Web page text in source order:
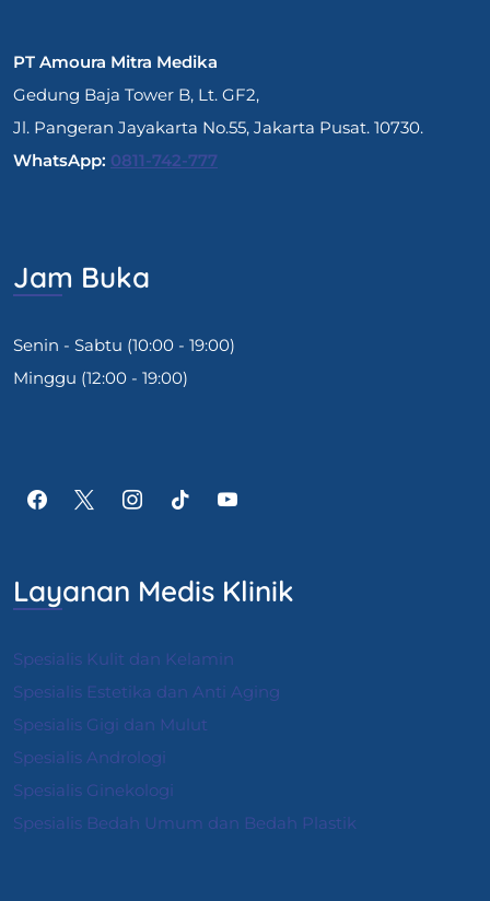
PT Amoura Mitra Medika
Gedung Baja Tower B, Lt. GF2,
Jl. Pangeran Jayakarta No.55, Jakarta Pusat. 10730.
WhatsApp: 0811-742-777
Jam Buka
Senin - Sabtu (10:00 - 19:00)
Minggu (12:00 - 19:00)
Layanan Medis Klinik
Spesialis Kulit dan Kelamin
Spesialis Estetika dan Anti Aging
Spesialis Gigi dan Mulut
Spesialis Andrologi
Spesialis Ginekologi
Spesialis Bedah Umum dan Bedah Plastik